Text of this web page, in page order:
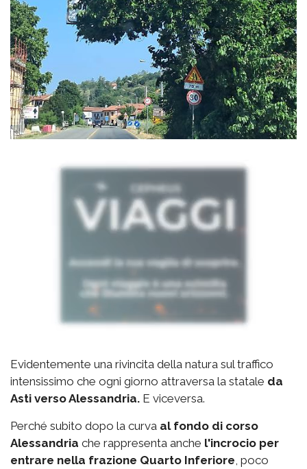
Evidentemente una rivincita della natura sul traffico
intensissimo che ogni giorno attraversa la statale da
Asti verso Alessandria. E viceversa.
Perché subito dopo la curva al fondo di corso
Alessandria che rappresenta anche l'incrocio per
entrare nella frazione Quarto Inferiore , poco